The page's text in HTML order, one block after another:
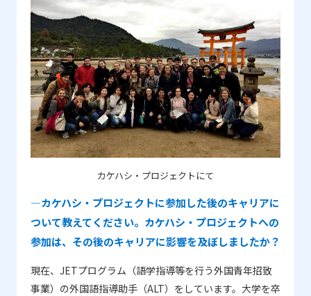
カケハシ・プロジェクトにて
―カケハシ・プロジェクトに参加した後のキャリアに
ついて教えてください。カケハシ・プロジェクトへの
参加は、その後のキャリアに影響を及ぼしましたか？
現在、JETプログラム（語学指導等を行う外国青年招致
事業）の外国語指導助手（ALT）をしています。大学を卒